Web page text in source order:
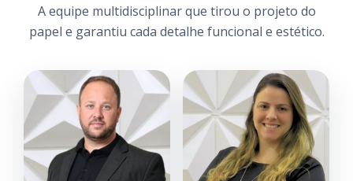
A equipe multidisciplinar que tirou o projeto do
papel e garantiu cada detalhe funcional e estético.